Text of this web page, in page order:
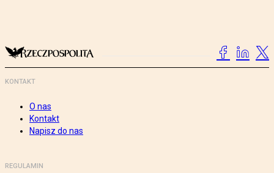
KONTAKT
O nas
Kontakt
Napisz do nas
REGULAMIN